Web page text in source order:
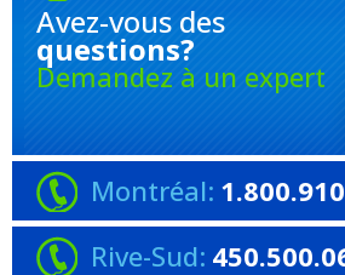
Avez-vous des
questions?
Demandez à un expert
Montréal:
Rive-Sud: